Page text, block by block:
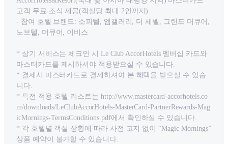
고객 무료 조식 제공(객실당 최대 2인까지)
- 참여 호텔 브랜드: 소피텔, 엠갤러리, 더 세벨, 그랜드 머큐어,
노보텔, 머큐어, 이비스
* 상기 서비스는 체크인 시 Le Club AccorHotels 멤버십 카드와
마스터카드를 제시하셔야 적용받으실 수 있습니다.
* 결제시 마스터카드로 결제하셔야 본 혜택을 받으실 수 있습
니다.
* 특전 적용 호텔 리스트는 http://www.mastercard-accorhotels.co
m/downloads/LeClubAccorHotels-MasterCard-PartnerRewards-Mag
icMornings-TermsConditions.pdf에서 확인하실 수 있습니다.
* 각 호텔별 객실 상황에 따라 사전 고지 없이 “Magic Mornings”
상품 예약이 불가할 수 있습니다.